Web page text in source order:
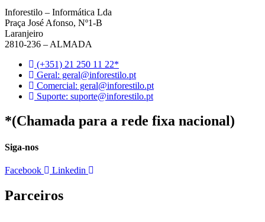
Inforestilo – Informática Lda
Praça José Afonso, Nº1-B
Laranjeiro
2810-236 – ALMADA
(+351) 21 250 11 22*
Geral: geral@inforestilo.pt
Comercial: geral@inforestilo.pt
Suporte: suporte@inforestilo.pt
*(Chamada para a rede fixa nacional)
Siga-nos
Facebook Linkedin
Parceiros